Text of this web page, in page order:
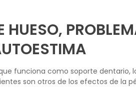
HUESO,
funciona como soporte dentario,
son otros de los efectos de la